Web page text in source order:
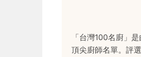
「台灣100名廚」是
頂尖廚師名單。評